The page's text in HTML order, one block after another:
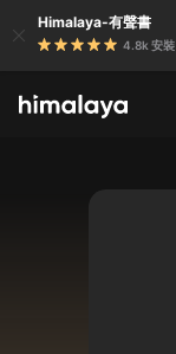
Himalaya-有聲書
4.8k 安裝